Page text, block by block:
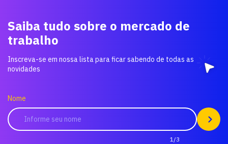
Saiba tudo sobre o mercado de
trabalho
Inscreva-se em nossa lista para ficar sabendo de todas as
novidades
Nome
1/3